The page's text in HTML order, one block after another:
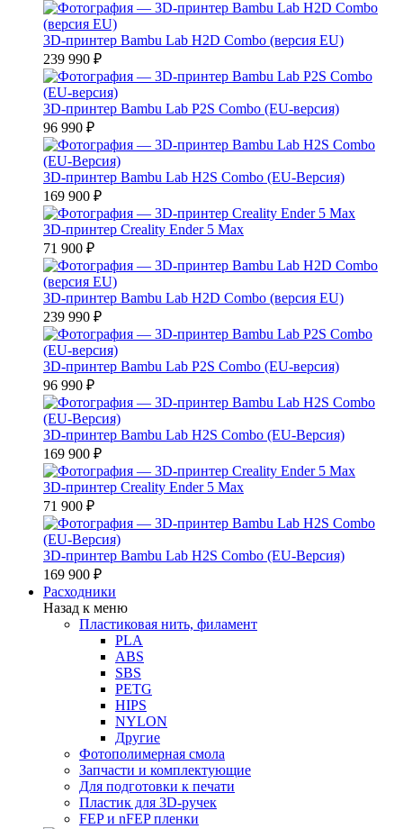
3D-принтер Bambu Lab H2D Combo (версия EU)
239 990 ₽
3D-принтер Bambu Lab P2S Combo (EU-версия)
96 990 ₽
3D-принтер Bambu Lab H2S Combo (EU-Версия)
169 900 ₽
3D-принтер Creality Ender 5 Max
71 900 ₽
3D-принтер Bambu Lab H2D Combo (версия EU)
239 990 ₽
3D-принтер Bambu Lab P2S Combo (EU-версия)
96 990 ₽
3D-принтер Bambu Lab H2S Combo (EU-Версия)
169 900 ₽
3D-принтер Creality Ender 5 Max
71 900 ₽
3D-принтер Bambu Lab H2S Combo (EU-Версия)
169 900 ₽
Расходники
Назад к меню
Пластиковая нить, филамент
PLA
ABS
SBS
PETG
HIPS
NYLON
Другие
Фотополимерная смола
Запчасти и комплектующие
Для подготовки к печати
Пластик для 3D-ручек
FEP и nFEP пленки